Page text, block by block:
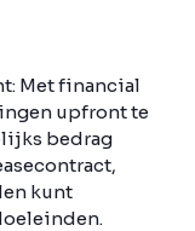
Met financial
upfront te
bedrag
kunt